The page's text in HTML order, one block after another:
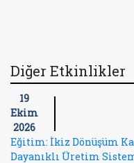
Diğer Etkinlikler
19
Ekim
2026
Eğitim: İkiz Dönüşüm
Dayanıklı Üretim